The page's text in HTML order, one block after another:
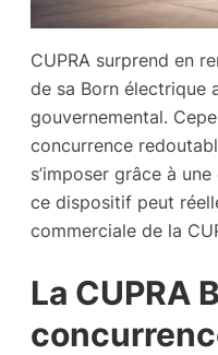
CUPRA surprend en
de sa Born électrique
gouvernemental.
concurrence
s’imposer grâce à
ce dispositif peut
commerciale de la
La CUPRA